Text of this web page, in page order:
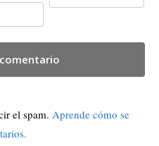
el spam. Aprende cómo se